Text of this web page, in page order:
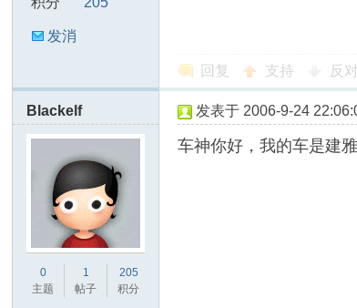
发消
回复 支持 反对
Blackelf
0
主题
1
帖子
205
积分
发表于 2006-9-24
车神你好，我的车是建